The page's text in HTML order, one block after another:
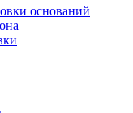
оснований